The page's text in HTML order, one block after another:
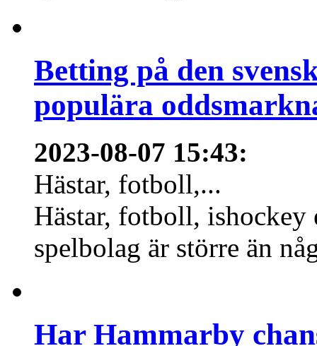
Betting på den
populära
2023-08-07 15:43:
Hästar, fotboll,...
Hästar, fotboll,
spelbolag är större än
Har Hammarby